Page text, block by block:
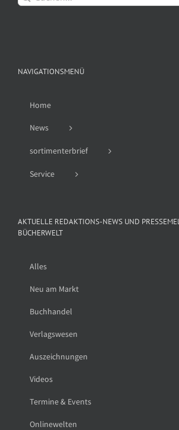
nach:
NAVIGATIONSMENÜ
Home
News
sortimenterbrief
Service
AKTUELLE REDAKTIONS-NEWS UND
BÜCHERWELT
Alles
Neu am Markt
Buchhandel
Verlagswesen
Auszeichnungen
Videos
Termine & Events
Onlinewelten